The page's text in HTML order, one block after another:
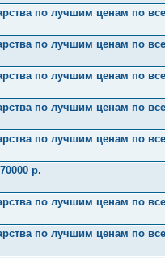
по лучшим ценам по
по лучшим ценам по
по лучшим ценам по
по лучшим ценам по
по лучшим ценам по
р.
по лучшим ценам по
по лучшим ценам по